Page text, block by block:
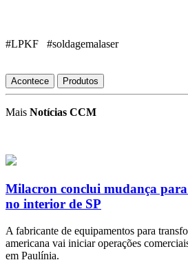
#LPKF #soldagemalaser
Acontece Produtos
Mais Notícias CCM
Milacron conclui mudança
no interior de SP
A fabricante de equipamentos para
americana vai iniciar operações
em Paulínia.